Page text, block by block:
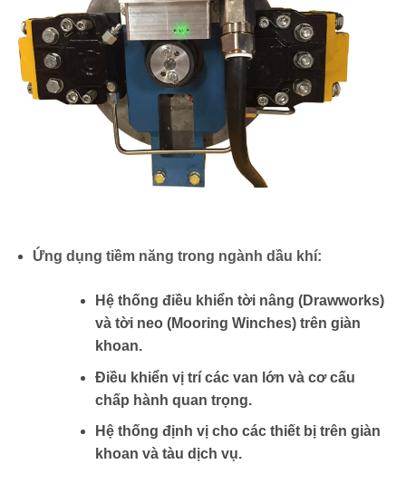
Ứng dụng tiềm năng trong ngành dầu khí:
Hệ thống điều khiển tời nâng (Drawworks)
và tời neo (Mooring Winches) trên giàn
khoan.
Điều khiển vị trí các van lớn và cơ cấu
chấp hành quan trọng.
Hệ thống định vị cho các thiết bị trên giàn
khoan và tàu dịch vụ.